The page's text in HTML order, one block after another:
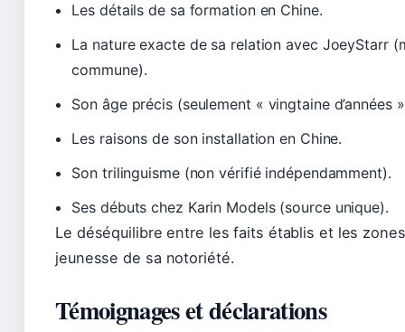
Les détails de sa formation en Chine.
La nature exacte de sa relation avec JoeyStarr
commune).
Son âge précis (seulement « vingtaine d’années
Les raisons de son installation en Chine.
Son trilinguisme (non vérifié indépendamment).
Ses débuts chez Karin Models (source unique).
Le déséquilibre entre les faits établis et les
jeunesse de sa notoriété.
Témoignages et déclarations